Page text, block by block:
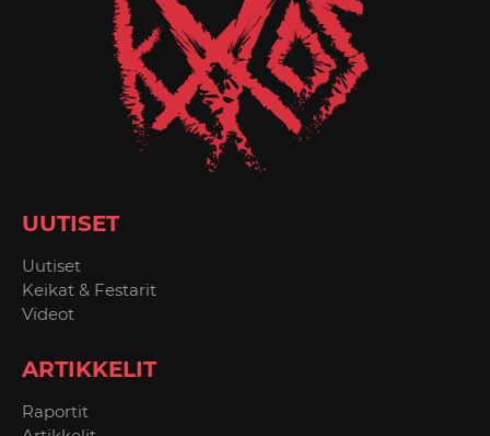
UUTISET
Uutiset
Keikat & Festarit
Videot
ARTIKKELIT
Raportit